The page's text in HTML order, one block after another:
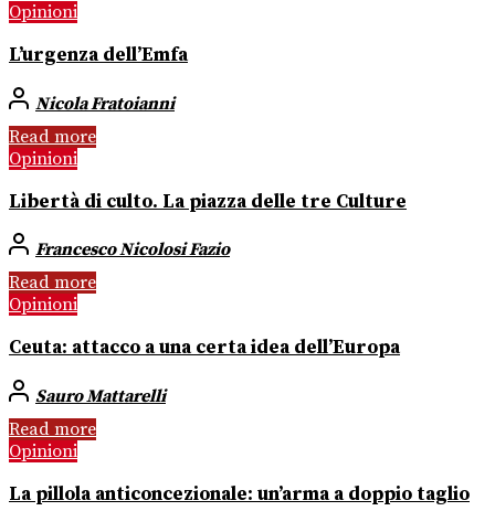
Opinioni
L’urgenza dell’Emfa
Nicola Fratoianni
Read more
Opinioni
Libertà di culto. La piazza delle tre Culture
Francesco Nicolosi Fazio
Read more
Opinioni
Ceuta: attacco a una certa idea dell’Europa
Sauro Mattarelli
Read more
Opinioni
La pillola anticoncezionale: un’arma a doppio taglio